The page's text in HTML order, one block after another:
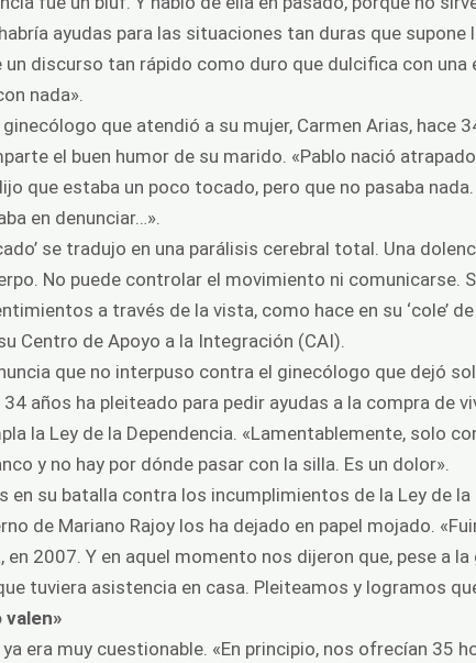
ayudas para las situaciones tan duras que supone
discurso tan rápido como duro que dulcifica con una
nada».
ginecólogo que atendió a su mujer, Carmen Arias, hace
el buen humor de su marido. «Pablo nació
que estaba un poco tocado, pero que no pasaba
en denunciar…».
se tradujo en una parálisis cerebral total. Una
No puede controlar el movimiento ni
a través de la vista, como hace en su ‘cole’
Centro de Apoyo a la Integración (CAI).
que no interpuso contra el ginecólogo que dejó
años ha pleiteado para pedir ayudas a la compra de
la Ley de la Dependencia. «Lamentablemente, solo
y no hay por dónde pasar con la silla. Es un dolor».
en su batalla contra los incumplimientos de la Ley de
de Mariano Rajoy los ha dejado en papel mojado.
en 2007. Y en aquel momento nos dijeron que, pese a
tuviera asistencia en casa. Pleiteamos y logramos
valen»
ya era muy cuestionable. «En principio, nos ofrecían 35